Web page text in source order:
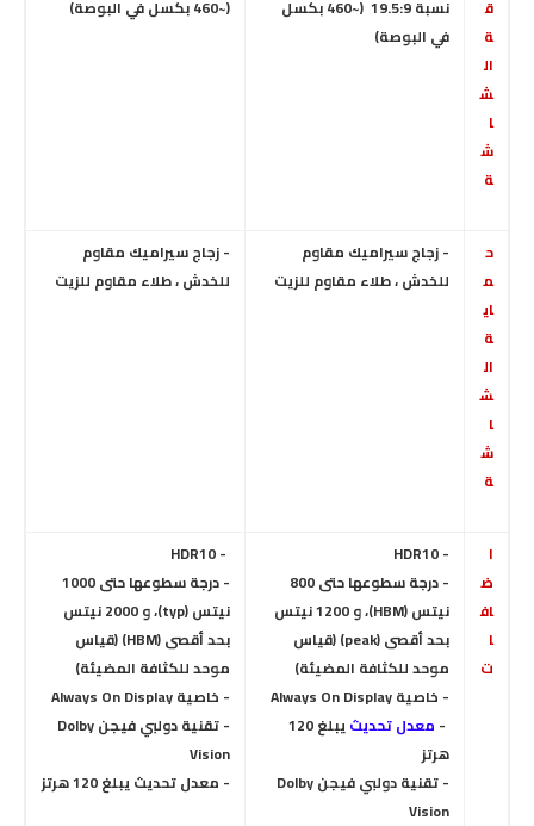
ق
ة
ال
ش
ا
ش
ة
نسبة 19.5:9 (~460 بكسل
في البوصة)
(~460 بكسل في البوصة)
ح
م
اي
ة
ال
ش
ا
ش
ة
- زجاج سيراميك مقاوم
للخدش ، طلاء مقاوم للزيت
- زجاج سيراميك مقاوم
للخدش ، طلاء مقاوم للزيت
ا
ض
اف
ا
ت
- HDR10
- درجة سطوعها حتى 800
نيتس (HBM)، و 1200 نيتس
بحد أقصى (peak) (قياس
موحد للكثافة المضيئة)
- خاصية Always On Display
- معدل تحديث
يبلغ 120
هرتز
- تقنية دولبي فيجن Dolby
Vision
- HDR10
- درجة سطوعها حتى 1000
نيتس (typ)، و 2000 نيتس
بحد أقصى (HBM) (قياس
موحد للكثافة المضيئة)
- خاصية Always On Display
- تقنية دولبي فيجن Dolby
Vision
- معدل تحديث يبلغ 120 هرتز